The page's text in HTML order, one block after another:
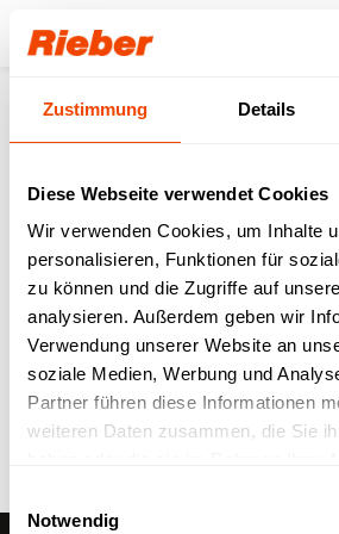
Zustimmung Details
Diese Webseite verwendet Cookies
Wir verwenden Cookies, um Inhalte
personalisieren, Funktionen für
zu können und die Zugriffe auf
analysieren. Außerdem geben wir
Verwendung unserer Website an
soziale Medien, Werbung und
Partner führen diese Informationen
weiteren Daten zusammen, die Sie
Notwendig
Medienecho 29.08.2025